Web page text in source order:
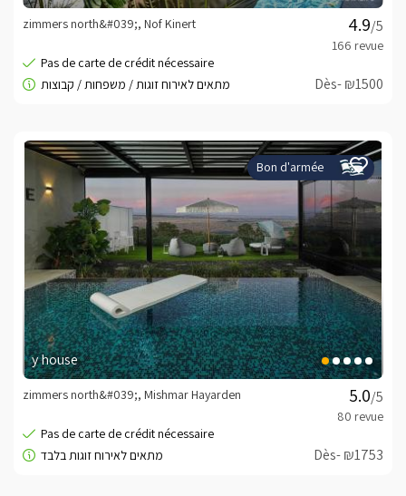
/5
zimmers north&#039;, Nof Kinert
Dès- ₪1500
Bon d'armée
y house
/5
zimmers north&#039;, Mishmar Hayarden
Dès- ₪1753